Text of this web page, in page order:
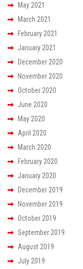
May 2021
March 2021
February 2021
January 2021
December 2020
November 2020
October 2020
June 2020
May 2020
April 2020
March 2020
February 2020
January 2020
December 2019
November 2019
October 2019
September 2019
August 2019
July 2019